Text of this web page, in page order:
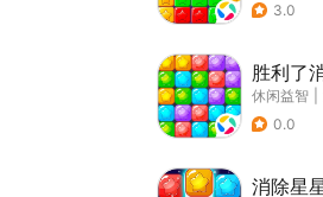
3.0
胜利了
休闲益智
0.0
消除星